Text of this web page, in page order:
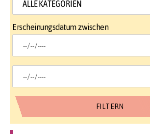
Erscheinungsdatum zwischen